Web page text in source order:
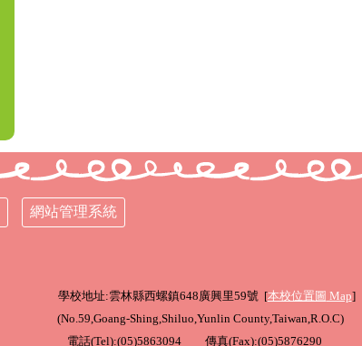
網站管理系統
學校地址:雲林縣西螺鎮648廣興里59號 [本校位置圖 Map]
(No.59,Goang-Shing,Shiluo,Yunlin County,Taiwan,R.O.C)
電話(Tel):(05)5863094 傳真(Fax):(05)5876290